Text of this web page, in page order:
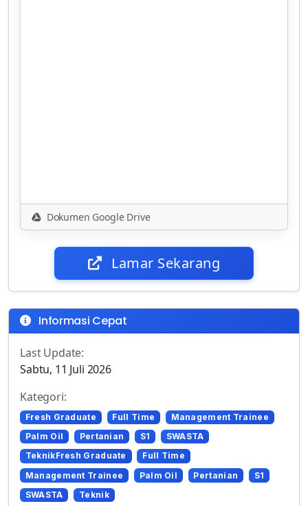
Dokumen Google Drive
Lamar Sekarang
Informasi Cepat
Last Update:
Sabtu, 11 Juli 2026
Kategori:
Fresh Graduate Full Time
Management Trainee
Palm Oil
Pertanian S1
SWASTA
TeknikFresh Graduate
Full Time
Management Trainee
Palm Oil Pertanian
S1
SWASTA
Teknik